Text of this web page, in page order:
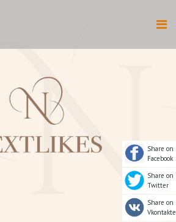
Share on
Facebook
Share on
Twitter
Share on
Vkontakte